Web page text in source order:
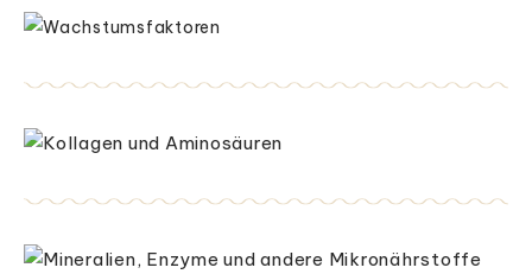
Wachstumsfaktoren
Kollagen und Aminosäuren
Mineralien, Enzyme und andere Mikronährstoffe